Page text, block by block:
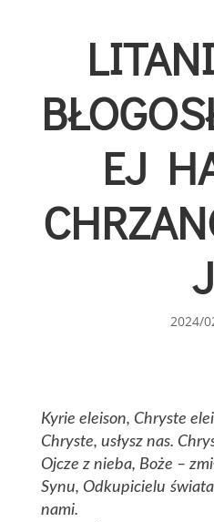
EJ
J
2024/
Kyrie eleison, Chryste
Chryste, usłysz nas.
Ojcze z nieba, Boże –
Synu, Odkupicielu
nami.